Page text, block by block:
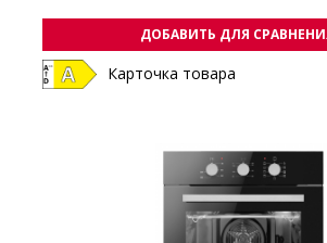
ДОБАВИТЬ ДЛЯ
Карточка товара